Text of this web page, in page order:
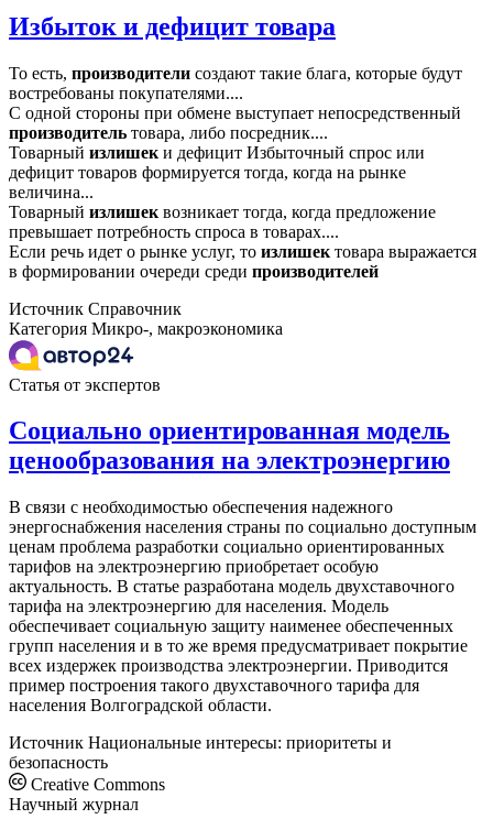
Избыток и дефицит товара
То есть, производители создают такие блага, которые будут
востребованы покупателями....
С одной стороны при обмене выступает непосредственный
производитель товара, либо посредник....
Товарный излишек и дефицит Избыточный спрос или
дефицит товаров формируется тогда, когда на рынке
величина...
Товарный излишек возникает тогда, когда предложение
превышает потребность спроса в товарах....
Если речь идет о рынке услуг, то излишек товара выражается
в формировании очереди среди производителей
Источник Справочник
Категория Микро-, макроэкономика
Статья от экспертов
Социально ориентированная модель
ценообразования на электроэнергию
В связи с необходимостью обеспечения надежного
энергоснабжения населения страны по социально доступным
ценам проблема разработки социально ориентированных
тарифов на электроэнергию приобретает особую
актуальность. В статье разработана модель двухставочного
тарифа на электроэнергию для населения. Модель
обеспечивает социальную защиту наименее обеспеченных
групп населения и в то же время предусматривает покрытие
всех издержек производства электроэнергии. Приводится
пример построения такого двухставочного тарифа для
населения Волгоградской области.
Источник Национальные интересы: приоритеты и
безопасность
Creative Commons
Научный журнал